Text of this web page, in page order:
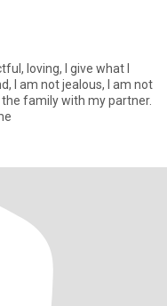
loving, I give what I
I am not jealous, I am not
family with my partner.